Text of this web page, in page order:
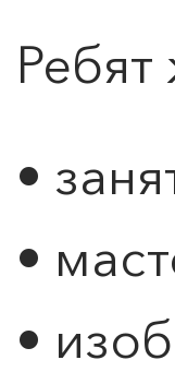
Ребят
•
•
•